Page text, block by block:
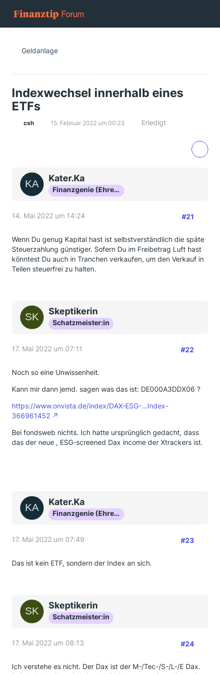
Geldanlage
Indexwechsel innerhalb eines
ETFs
csh 15. Februar 2022 um 00:23 Erledigt
Kater.Ka
Finanzgenie (Ehrenmitglied)
14. Mai 2022 um 14:24 #21
Wenn Du genug Kapital hast ist selbstverständlich die späte
Steuerzahlung günstiger. Sofern Du im Freibetrag Luft hast
könntest Du auch in Tranchen verkaufen, um den Verkauf in
Teilen steuerfrei zu halten.
Skeptikerin
Schatzmeister:in
17. Mai 2022 um 07:11 #22
Noch so eine Unwissenheit.
Kann mir dann jemd. sagen was das ist: DE000A3DDX06 ?
https://www.onvista.de/index/DAX-ESG-…Index-
366961452
Bei fondsweb nichts. Ich hatte ursprünglich gedacht, dass
das der neue , ESG-screened Dax income der Xtrackers ist.
Kater.Ka
Finanzgenie (Ehrenmitglied)
17. Mai 2022 um 07:49 #23
Das ist kein ETF, sondern der Index an sich.
Skeptikerin
Schatzmeister:in
17. Mai 2022 um 08:13 #24
Ich verstehe es nicht. Der Dax ist der M-/Tec-/S-/L-/E Dax.